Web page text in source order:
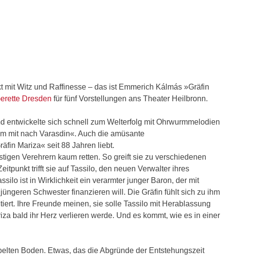
Witz und Raffinesse – das ist Emmerich Kálmás »Gräfin
Dresden für fünf Vorstellungen ans Theater Heilbronn.
entwickelte sich schnell zum Welterfolg mit Ohrwurmmelodien
mit nach Varasdin«. Auch die amüsante
Mariza« seit 88 Jahren liebt.
Verehrern kaum retten. So greift sie zu verschiedenen
trifft sie auf Tassilo, den neuen Verwalter ihres
ist in Wirklichkeit ein verarmter junger Baron, der mit
Schwester finanzieren will. Die Gräfin fühlt sich zu ihm
Ihre Freunde meinen, sie solle Tassilo mit Herablassung
bald ihr Herz verlieren werde. Und es kommt, wie es in einer
Boden. Etwas, das die Abgründe der Entstehungszeit